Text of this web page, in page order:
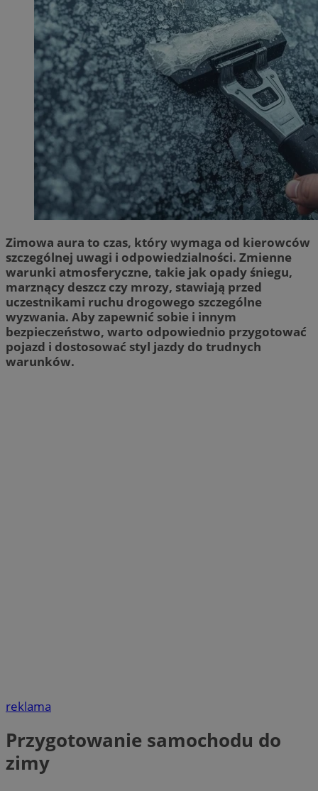
Zimowa aura to czas, który wymaga od kierowców
szczególnej uwagi i odpowiedzialności. Zmienne
warunki atmosferyczne, takie jak opady śniegu,
marznący deszcz czy mrozy, stawiają przed
uczestnikami ruchu drogowego szczególne
wyzwania. Aby zapewnić sobie i innym
bezpieczeństwo, warto odpowiednio przygotować
pojazd i dostosować styl jazdy do trudnych
warunków.
reklama
Przygotowanie samochodu do
zimy